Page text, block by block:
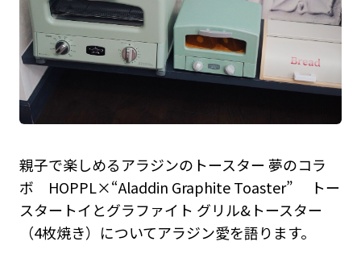
親子で楽しめるアラジンのトースター 夢のコラ
ボ HOPPL×“Aladdin Graphite Toaster” トー
スタートイとグラファイト グリル&トースター
（4枚焼き）についてアラジン愛を語ります。